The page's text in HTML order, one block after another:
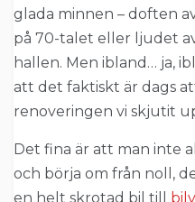
glada minnen – doften
på 70-talet eller ljudet
hallen. Men ibland… ja,
att det faktiskt är dags
renoveringen vi skjutit
Det fina är att man inte
och börja om från noll,
en helt skrotad bil till